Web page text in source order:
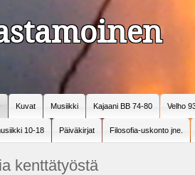
Kuvat Musiikki Kajaani BB 74-80 Velho
10-18 Päiväkirjat Filosofia-uskonto jne.
kenttätyöstä